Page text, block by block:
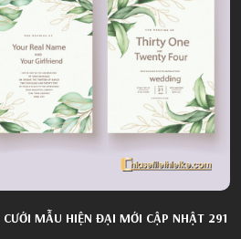
CƯỚI MẪU HIỆN ĐẠI MỚI CẬP NHẬT 291